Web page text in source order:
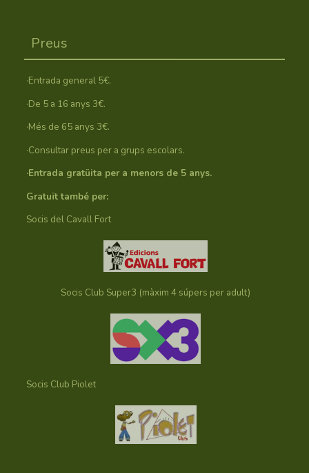
Preus
·Entrada general 5€.
·De 5 a 16 anys 3€.
·Més de 65 anys 3€.
·Consultar preus per a grups escolars.
·Entrada gratüita per a menors de 5 anys.
Gratuït també per:
Socis del Cavall Fort
Socis Club Super3 (màxim 4 súpers per adult)
Socis Club Piolet